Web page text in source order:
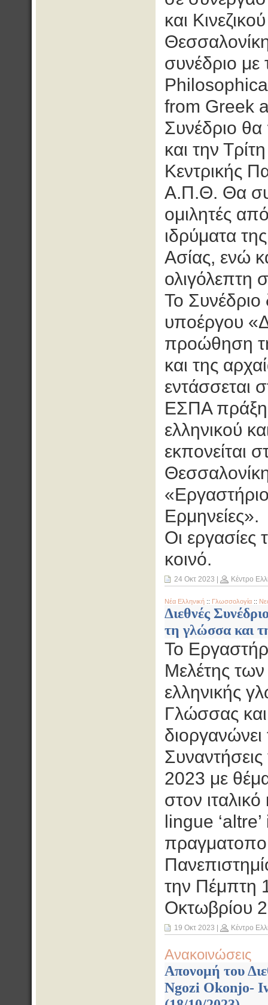
και
συνέδριο
from Greek
Συνέδριο θα
και την
Κεντρικής
Α.Π.Θ. Θα
ομιλητές
ιδρύματα
Ασίας, ενώ
ολιγόλεπτη
Το Συνέδριο
υποέργου
προώθηση
και της
εντάσσεται
ΕΣΠΑ πράξη
ελληνικού
εκπονείται
Ερμηνείες».
Οι εργασίες
κοινό.
24 Οκτ 2023 Κέντρο
Νέα Ελληνική :: Γλωσσολογία ::
Διεθνές
τη γλώσσα και
Το
Μελέτης των
ελληνικής
Γλώσσας
2023 με
στον
lingue
την Πέμπτη
Οκτωβρίου
19 Οκτ 2023 Κέντρο
Ανακοινώσεις
Απονομή του
Ngozi Okonjo-